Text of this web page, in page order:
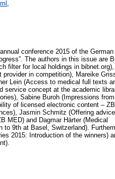
conference 2015 of the German
The authors in this issue are
filter for local holdings in bibnet.org),
in competition), Mareike
Lein (Access to medical full texts
service concept at the academic
Sabine Buroh (Impressions
of licensed electronic content – ZB
Jasmin Schmitz (Offering
MED) and Dagmar Härter (Medical
to 9th at Basel, Switzerland).
2015: Introduction of the winners)